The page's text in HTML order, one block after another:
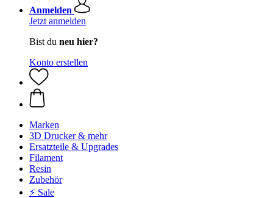
Anmelden
Jetzt anmelden
Bist du neu hier?
Konto erstellen
Marken
3D Drucker & mehr
Ersatzteile & Upgrades
Filament
Resin
Zubehör
⚡ Sale